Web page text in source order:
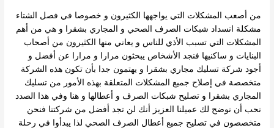
من أصعب المشكلات التي يواجهها الكثيرون و خصوصا في فصل الشتاء
مشكلة انسداد شبكات الصرف الصحي و المجاري بشقرا و هي من أهم
المشكلات التي تسبب الأذي للناس و يعاني منها الكثيرون من أصحاب
البنايات و ساكنيها فنجد الأشخاص يبحثون مرارا و مرارا عن أفضل و
أجود شركة تسليك مجاري بشقرا و يهتمون جدا بأن تكون هذه الشركة
متخصصة في إصلاح جميع المشكلات المتعلقة بهذه الأمور من تسليك
المجاري بشقرا و تصليح شبكات الصرف و أعطالها و هنا وفي هذا الصدد
نحب أن نوضح لك عميلنا العزيز أنك لن تجد أفضل من شركتنا فنحن
متخصصون في تصليح جميع أعطال الصرف الصحي لذا يبدأوا في رحلة